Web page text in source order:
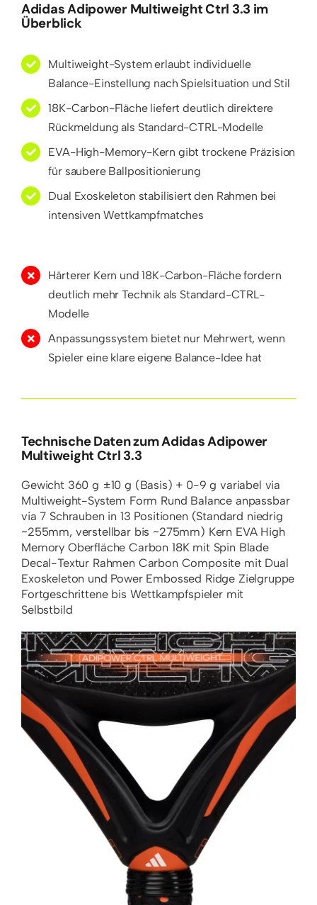
Adidas Adipower Multiweight Ctrl 3.3 im
Überblick
Multiweight-System erlaubt individuelle
Balance-Einstellung nach Spielsituation und Stil
18K-Carbon-Fläche liefert deutlich direktere
Rückmeldung als Standard-CTRL-Modelle
EVA-High-Memory-Kern gibt trockene Präzision
für saubere Ballpositionierung
Dual Exoskeleton stabilisiert den Rahmen bei
intensiven Wettkampfmatches
Härterer Kern und 18K-Carbon-Fläche fordern
deutlich mehr Technik als Standard-CTRL-
Modelle
Anpassungssystem bietet nur Mehrwert, wenn
Spieler eine klare eigene Balance-Idee hat
Technische Daten zum Adidas Adipower
Multiweight Ctrl 3.3
Gewicht 360 g ±10 g (Basis) + 0-9 g variabel via
Multiweight-System Form Rund Balance anpassbar
via 7 Schrauben in 13 Positionen (Standard niedrig
~255mm, verstellbar bis ~275mm) Kern EVA High
Memory OberflächeCarbon 18K mit Spin Blade
Decal-Textur Rahmen Carbon Composite mit Dual
Exoskeleton und Power Embossed Ridge Zielgruppe
Fortgeschrittene bis Wettkampfspieler mit
Selbstbild